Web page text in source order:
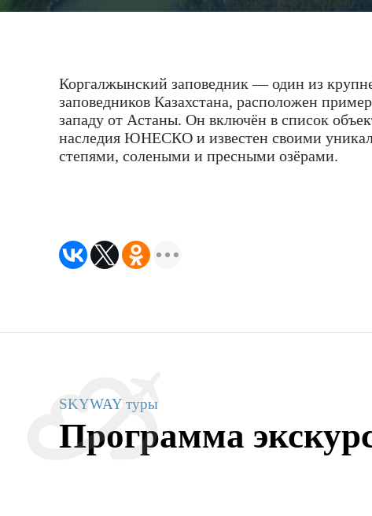
Коргалжынский заповедник — один из
заповедников Казахстана, расположен
западу от Астаны. Он включён в список
наследия ЮНЕСКО и известен своими
степями, солеными и пресными озёрами.
SKYWAY туры
Программа